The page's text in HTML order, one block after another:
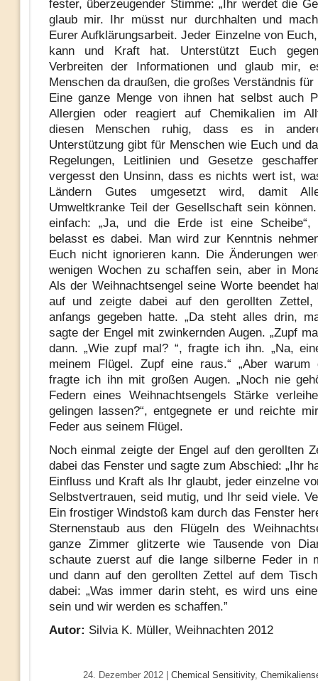
fester, überzeugender Stimme: „Ihr werdet die
glaub mir. Ihr müsst nur durchhalten und
Eurer Aufklärungsarbeit. Jeder Einzelne von
kann und Kraft hat. Unterstützt Euch
Verbreiten der Informationen und glaub mir,
Menschen da draußen, die großes Verständnis für
Eine ganze Menge von ihnen hat selbst auch
Allergien oder reagiert auf Chemikalien im
diesen Menschen ruhig, dass es in
Unterstützung gibt für Menschen wie Euch und
Regelungen, Leitlinien und Gesetze
vergesst den Unsinn, dass es nichts wert ist,
Ländern Gutes umgesetzt wird, damit
Umweltkranke Teil der Gesellschaft sein
einfach: „Ja, und die Erde ist eine Scheibe“,
belasst es dabei. Man wird zur Kenntnis
Euch nicht ignorieren kann. Die Änderungen
wenigen Wochen zu schaffen sein, aber in
Als der Weihnachtsengel seine Worte beendet
auf und zeigte dabei auf den gerollten
anfangs gegeben hatte. „Da steht alles drin,
sagte der Engel mit zwinkernden Augen. „Zupf
dann. „Wie zupf mal? “, fragte ich ihn. „Na,
meinem Flügel. Zupf eine raus.“ „Aber warum
fragte ich ihn mit großen Augen. „Noch nie
Federn eines Weihnachtsengels Stärke
gelingen lassen?“, entgegnete er und reichte
Feder aus seinem Flügel.
Noch einmal zeigte der Engel auf den gerollten
dabei das Fenster und sagte zum Abschied: „Ihr
Einfluss und Kraft als Ihr glaubt, jeder einzelne
Selbstvertrauen, seid mutig, und Ihr seid viele.
Ein frostiger Windstoß kam durch das Fenster
Sternenstaub aus den Flügeln des
ganze Zimmer glitzerte wie Tausende von
schaute zuerst auf die lange silberne Feder in
und dann auf den gerollten Zettel auf dem
dabei: „Was immer darin steht, es wird uns
sein und wir werden es schaffen.”
Autor: Silvia K. Müller, Weihnachten 2012
24. Dezember 2012 | Chemical Sensitivity,